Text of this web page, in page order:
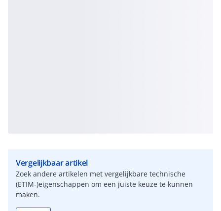
Vergelijkbaar artikel
Zoek andere artikelen met vergelijkbare technische
(ETIM-)eigenschappen om een juiste keuze te kunnen
maken.